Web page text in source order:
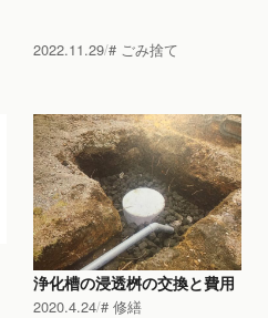
2022.11.29 ごみ捨て
浄化槽の浸透桝の交換と費用
2020.4.24 修繕